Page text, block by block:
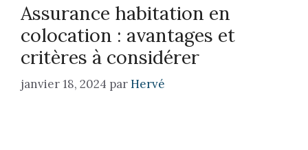
Assurance habitation en
colocation : avantages et
critères à considérer
janvier 18, 2024 parHervé